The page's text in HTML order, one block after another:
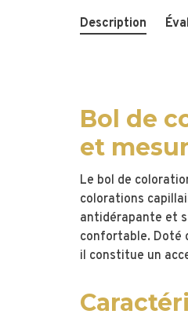
Description
Bol de
et
Le bol de
colorations
antidérapante et
confortable. Doté
il constitue un